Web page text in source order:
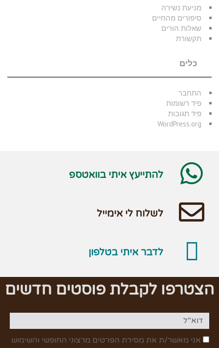
מניעת נשירה
סיפורים מהחיים
שאלות הורים
תקשורת
כלים
התחבר
פיד רשומות
פיד תגובות
WordPress.org
להתייעץ איתי בוואטספ
לשלוח לי אימייל
לדבר איתי בטלפון
הצטרפו לקבלת פוסטים חדשים
אני מאשר/ת את מסירת הפרטים מרצוני החופשי והשימוש